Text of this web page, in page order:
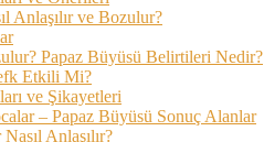
Anlaşılır ve Bozulur?
Papaz Büyüsü Belirtileri Nedir?
Etkili Mi?
ve Şikayetleri
– Papaz Büyüsü Sonuç Alanlar
Anlaşılır?